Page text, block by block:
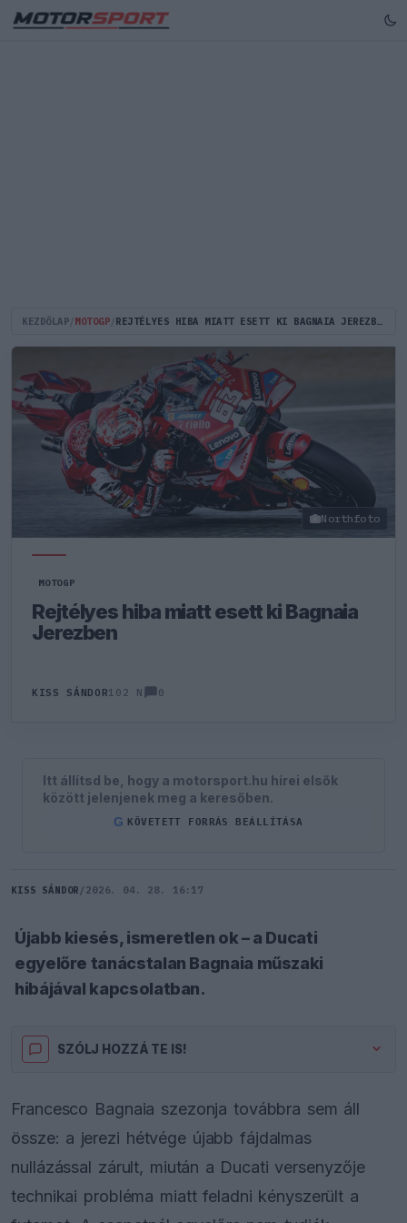
KEZDŐLAP MOTOGP REJTÉLYES HIBA MIATT ESETT KI BAGNAIA JEREZBEN
Northfoto
MOTOGP
Rejtélyes hiba miatt esett ki Bagnaia
Jerezben
KISS SÁNDOR102 N 0
Itt állítsd be, hogy a motorsport.hu hírei elsők
között jelenjenek meg a keresőben.
G KÖVETETT FORRÁS BEÁLLÍTÁSA
KISS SÁNDOR / 2026. 04. 28. 16:17
Újabb kiesés, ismeretlen ok – a Ducati
egyelőre tanácstalan Bagnaia műszaki
hibájával kapcsolatban.
SZÓLJ HOZZÁ TE IS!
Francesco Bagnaia szezonja továbbra sem áll
össze: a jerezi hétvége újabb fájdalmas
nullázással zárult, miután a Ducati versenyzője
technikai probléma miatt feladni kényszerült a